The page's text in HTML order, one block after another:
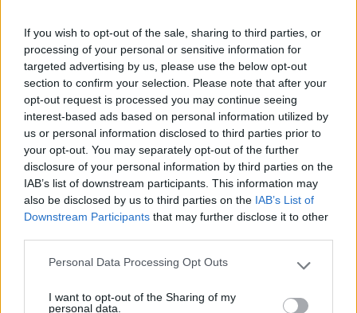
If you wish to opt-out of the sale, sharing to third parties, or
processing of your personal or sensitive information for
targeted advertising by us, please use the below opt-out
section to confirm your selection. Please note that after your
opt-out request is processed you may continue seeing
interest-based ads based on personal information utilized by
us or personal information disclosed to third parties prior to
your opt-out. You may separately opt-out of the further
disclosure of your personal information by third parties on the
IAB’s list of downstream participants. This information may
also be disclosed by us to third parties on the IAB’s List of
Downstream Participants that may further disclose it to other
Please note that this website/app uses one or more Google
not limited to your visit or usage behaviour. You may click to
Personal Data Processing Opt Outs
I want to opt-out of the Sharing of my
personal data.
Antoine
62
Inserito il20/04/2006 alle: 12:57:15
Caro maanibal in definitiva cosa mi consigli di fare? Dopo aver
controllato la tensione a pieno regime, qualora questa sia
insufficiente, lascio il frigorifero sulla BS? Posso accontentarmi
di una tensione alla BS erogata dall'Energy power di 14,2v?
sono sufficienti? o dovrei addirittura cambiare l'alternatore con
uno maggiorato? Grazie Antonio.-